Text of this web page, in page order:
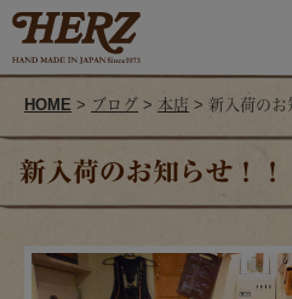
HOME > ブログ > 本店 > 新入荷のお
新入荷のお知らせ！！